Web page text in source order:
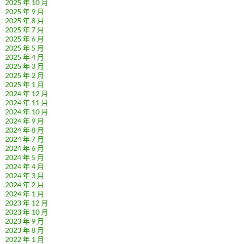
2025 年 10 月
2025 年 9 月
2025 年 8 月
2025 年 7 月
2025 年 6 月
2025 年 5 月
2025 年 4 月
2025 年 3 月
2025 年 2 月
2025 年 1 月
2024 年 12 月
2024 年 11 月
2024 年 10 月
2024 年 9 月
2024 年 8 月
2024 年 7 月
2024 年 6 月
2024 年 5 月
2024 年 4 月
2024 年 3 月
2024 年 2 月
2024 年 1 月
2023 年 12 月
2023 年 10 月
2023 年 9 月
2023 年 8 月
2022 年 1 月